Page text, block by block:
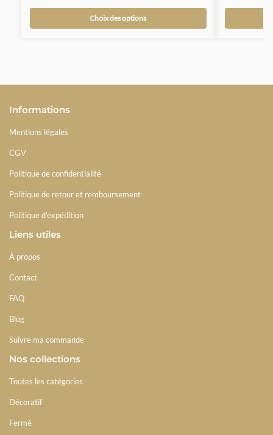
Choix des options
Informations
Mentions légales
CGV
Politique de confidentialité
Politique de retour et remboursement
Politique d'expédition
Liens utiles
À propos
Contact
FAQ
Blog
Suivre ma commande
Nos collections
Toutes les catégories
Décoratif
Fermé